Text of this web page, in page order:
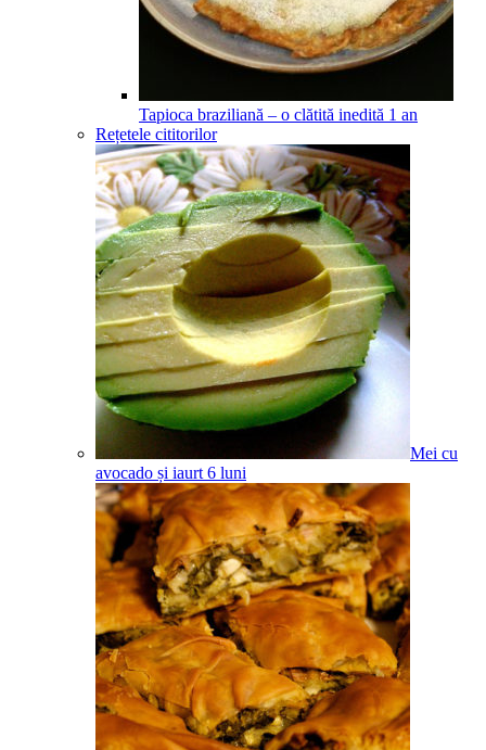
Tapioca braziliană – o clătită inedită 1 an
Rețetele cititorilor
Mei cu
avocado și iaurt 6 luni